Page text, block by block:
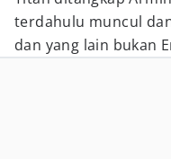
terdahulu muncul
dan yang lain bukan